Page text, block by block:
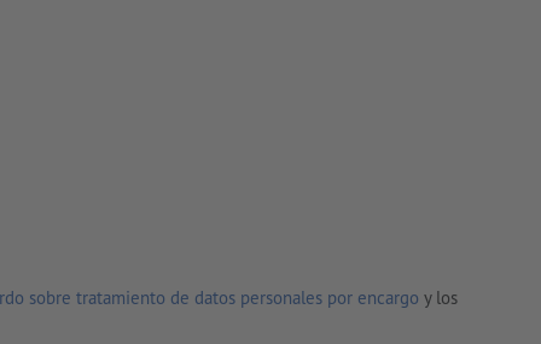
sobre tratamiento de datos personales por encargo y los